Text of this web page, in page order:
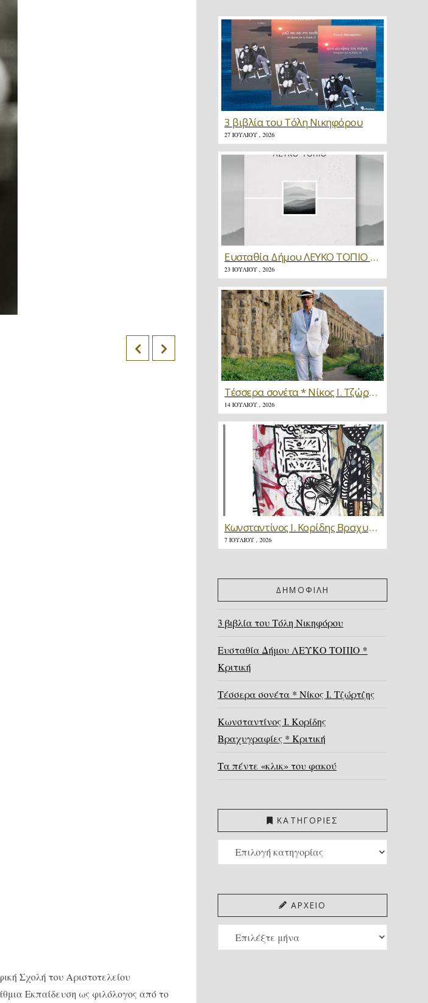
Σχολή του Αριστοτελείου
Εκπαίδευση ως φιλόλογος από το
3 βιβλία του Τόλη Νικηφόρου
27 ΙΟΥΛΊΟΥ , 2026
Ευσταθία Δήμου ΛΕΥΚΟ ΤΟΠΙΟ * Κριτική
23 ΙΟΥΛΊΟΥ , 2026
Τέσσερα σονέτα * Νίκος Ι. Τζώρτζης
14 ΙΟΥΛΊΟΥ , 2026
Κωνσταντίνος Ι. Κορίδης Βραχυγραφίες * Κριτική
7 ΙΟΥΛΊΟΥ , 2026
ΔΗΜΟΦΙΛΗ
3 βιβλία του Τόλη Νικηφόρου
Ευσταθία Δήμου ΛΕΥΚΟ ΤΟΠΙΟ *
Κριτική
Τέσσερα σονέτα * Νίκος Ι. Τζώρτζης
Κωνσταντίνος Ι. Κορίδης
Βραχυγραφίες * Κριτική
Τα πέντε «κλικ» του φακού
ΚΑΤΗΓΟΡΙΕΣ
ΚΑΤΗΓΟΡΙΕΣ
ΑΡΧΕΙΟ
ΑΡΧΕΙΟ